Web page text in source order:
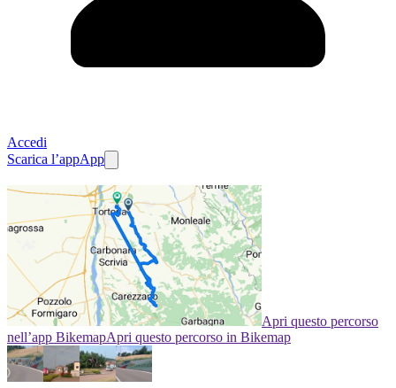
Accedi
Scarica l’appApp
Apri questo percorso
nell’app BikemapApri questo percorso in Bikemap